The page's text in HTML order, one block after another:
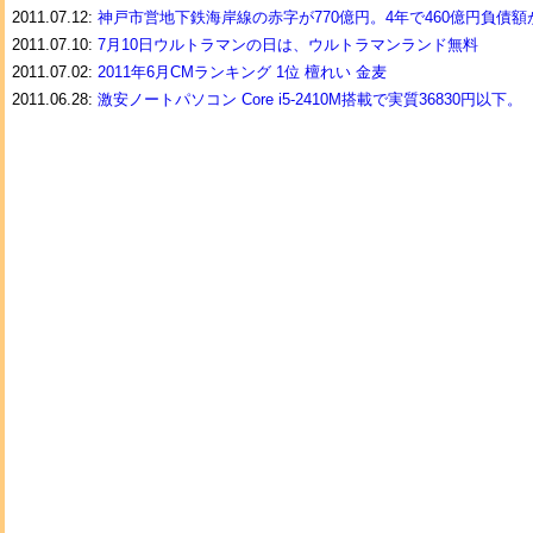
2011.07.12: 神戸市営地下鉄海岸線の赤字が770億円。4年で460億円負債額
2011.07.10: 7月10日ウルトラマンの日は、ウルトラマンランド無料
2011.07.02: 2011年6月CMランキング 1位 檀れい 金麦
2011.06.28: 激安ノートパソコン Core i5-2410M搭載で実質36830円以下。